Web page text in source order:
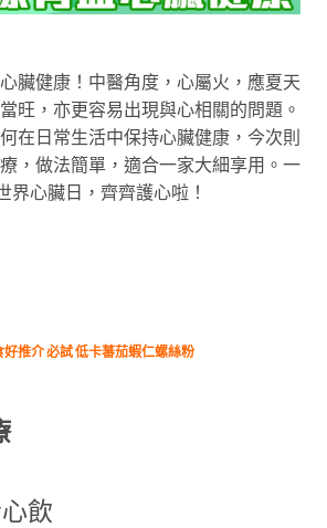
臟健康！中醫角度，心屬火，應夏天
旺，亦更容易出現與心相關的問題。
在日常生活中保持心臟健康，今次則
，做法簡單，適合一家大細享用。一
界心臟日，齊齊護心啦！
推介 必試 低卡蕃茄蝦仁螺絲粉
飲